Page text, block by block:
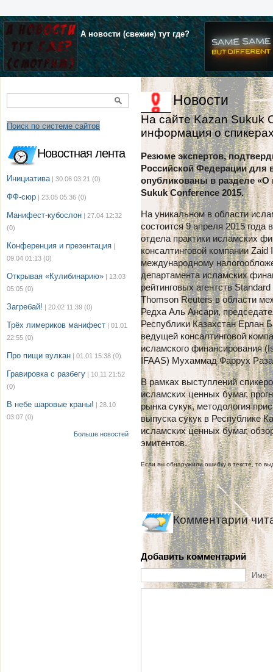
А новости (свежие) тут где?
Поиск по системе сайтов
Новостная лента
Инициатива | 30.06 03:21 (0)
ФФ-сюр | 23.05 05:36 (0)
Манифест-кубослон | 27.04 12:32
(0)
Конференция и презентация |
09.04 01:13 (0)
Открывая «Кулибинарию» | 13.03
05:05 (0)
Загребай! | 20.02 11:39 (0)
Трёх лимериков манифест | 01.01
22:55 (0)
Про пищи вулкан | 01.01 15:38 (0)
Гравировка с разбегу | 10.11 21:52
(0)
В небе шаровые краны! | 28.10
03:07 (0)
Больше новостей
Новости
На сайте Kazan Sukuk
информация о
Резюме экспертов,
Российской Федерации для
опубликованы в разделе «О
Sukuk Conference 2015.
На уникальном в области
состоится 9 апреля 2015 года
отдела практики исламских
консалтинговой компании
международному
департамента исламских
рейтинговых агентств
Thomson Reuters в области
Редха Аль Ансари,
Республики Казахстан Ерлан
ведущей консалтинговой
исламского финансирования
IFAAS) Мухаммад Фаррух Раза
В рамках выступлений
исламских ценных бумаг,
рынка сукук, методология
выпуска сукук в Республике
исламских ценных бумаг,
эмитентов.
Если вы обнаружили ошибку в тексте, то
Комментарии
Добавить комментарий
Имя